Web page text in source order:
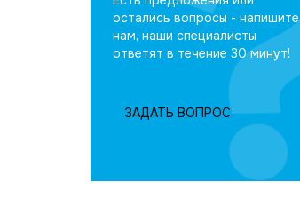
остались вопросы - напишите
нам, наши специалисты
ответят в течение 30 минут!
ЗАДАТЬ ВОПРОС